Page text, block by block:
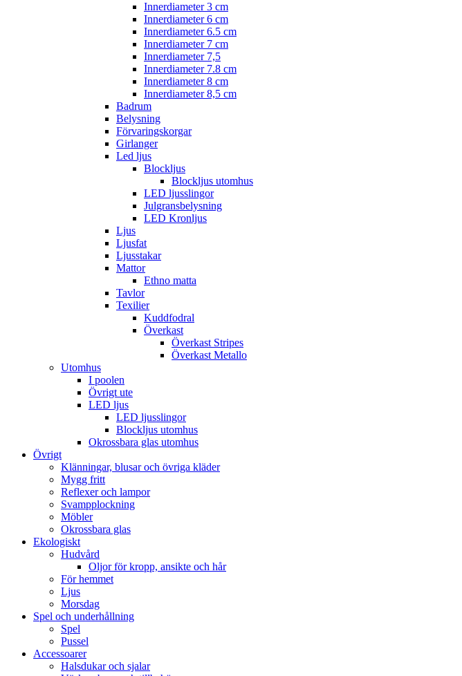
Innerdiameter 3 cm
Innerdiameter 6 cm
Innerdiameter 6.5 cm
Innerdiameter 7 cm
Innerdiameter 7,5
Innerdiameter 7.8 cm
Innerdiameter 8 cm
Innerdiameter 8,5 cm
Badrum
Belysning
Förvaringskorgar
Girlanger
Led ljus
Blockljus
Blockljus utomhus
LED ljusslingor
Julgransbelysning
LED Kronljus
Ljus
Ljusfat
Ljusstakar
Mattor
Ethno matta
Tavlor
Texilier
Kuddfodral
Överkast
Överkast Stripes
Överkast Metallo
Utomhus
I poolen
Övrigt ute
LED ljus
LED ljusslingor
Blockljus utomhus
Okrossbara glas utomhus
Övrigt
Klänningar, blusar och övriga kläder
Mygg fritt
Reflexer och lampor
Svampplockning
Möbler
Okrossbara glas
Ekologiskt
Hudvård
Oljor för kropp, ansikte och hår
För hemmet
Ljus
Morsdag
Spel och underhållning
Spel
Pussel
Accessoarer
Halsdukar och sjalar